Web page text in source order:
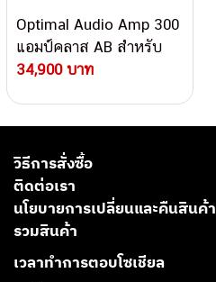
Optimal Audio Amp 300
แอมป์คลาส AB สำหรับ
ลำโพง Cuboid และ Sub
34,900 บาท
วิธีการสั่งซื้อ
ติดต่อเรา
นโยบายการเปลี่ยนและคืนสินค้า
รวมสินค้า
เวลาทำการตอบโซเชียล